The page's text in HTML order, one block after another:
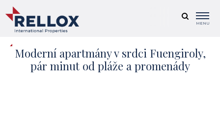
MENU
Moderní apartmány v srdci Fuengiroly,
pár minut od pláže a promenády
+ 20